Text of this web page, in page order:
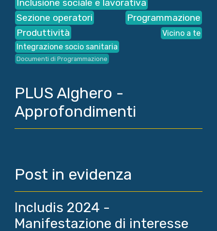
Inclusione sociale e lavorativa
Sezione operatori
Programmazione
Produttività
Vicino a te
Integrazione socio sanitaria
Documenti di Programmazione
PLUS Alghero -
Approfondimenti
Post in evidenza
Includis 2024 -
Manifestazione di interesse